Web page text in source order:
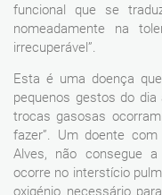
funcional que se
nomeadamente na
irrecuperável”.
Esta é uma doença
pequenos gestos do dia
trocas gasosas
fazer”. Um doente
Alves, não consegue
ocorre no interstício
oxigénio necessário